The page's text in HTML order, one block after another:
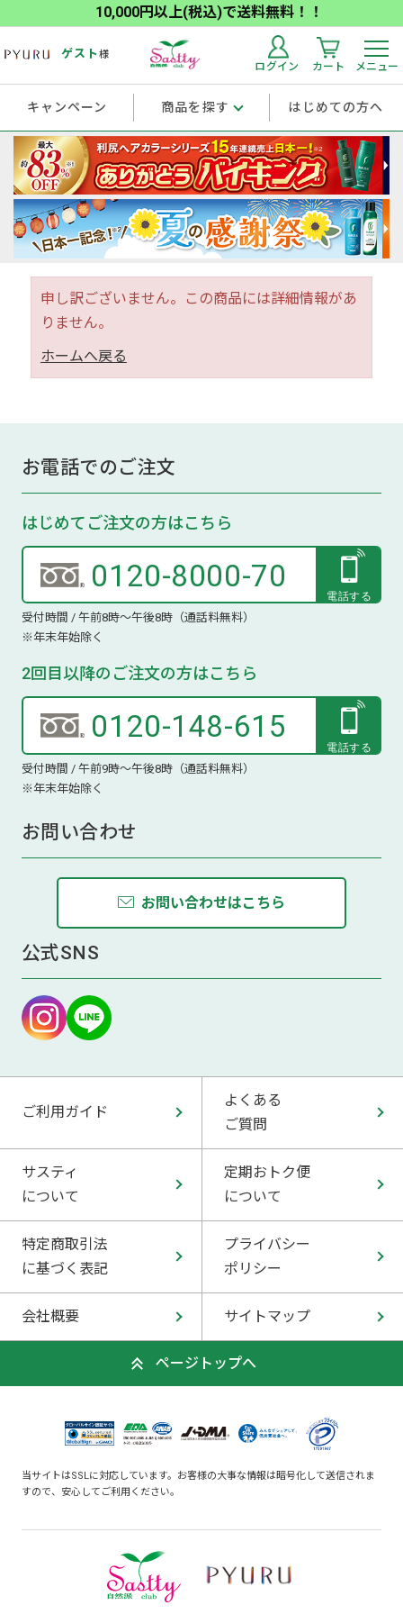
10,000円以上(税込)で送料無料！！
ゲスト様
ログイン カート メニュー
キャンペーン 商品を探す はじめての方へ
申し訳ございません。この商品には詳細情報があ
りません。
ホームへ戻る
お電話でのご注文
はじめてご注文の方はこちら
0120-8000-70
受付時間 / 午前8時～午後8時（通話料無料）
※年末年始除く
2回目以降のご注文の方はこちら
0120-148-615
受付時間 / 午前9時～午後8時（通話料無料）
※年末年始除く
お問い合わせ
お問い合わせはこちら
公式SNS
ご利用ガイド
よくある
ご質問
サスティ
について
定期おトク便
について
特定商取引法
に基づく表記
プライバシー
ポリシー
会社概要 サイトマップ
ページトップへ
当サイトはSSLに対応しています。お客様の大事な情報は暗号化して送信されま
すので、安心してご利用ください。